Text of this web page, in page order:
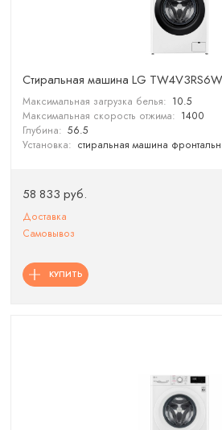
Стиральная машина LG TW4V3RS6W
Максимальная загрузка белья: 10.5
Максимальная скорость отжима: 1400
Глубина: 56.5
Установка: стиральная машина
58 833 руб.
Доставка
Самовывоз
КУПИТЬ